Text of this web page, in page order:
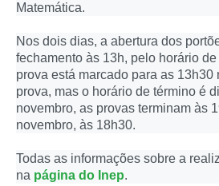
Matemática.
Nos dois dias, a abertura dos
fechamento às 13h, pelo horário
prova está marcado para as 13h30
prova, mas o horário de término é
novembro, as provas terminam às
novembro, às 18h30.
Todas as informações sobre a
na página do Inep.